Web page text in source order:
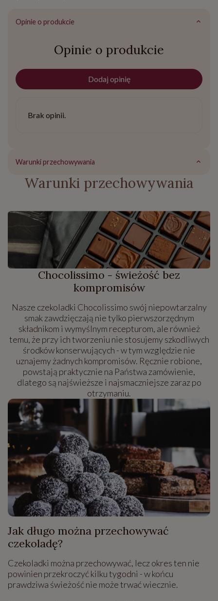
Opinie o produkcie
Opinie o produkcie
Dodaj opinię
Brak opinii.
Warunki przechowywania
Warunki przechowywania
Chocolissimo - świeżość bez
kompromisów
Nasze czekoladki Chocolissimo swój niepowtarzalny
smak zawdzięczają nie tylko pierwszorzędnym
składnikom i wymyślnym recepturom, ale również
temu, że przy ich tworzeniu nie stosujemy szkodliwych
środków konserwujących - w tym względzie nie
uznajemy żadnych kompromisów. Ręcznie robione,
powstają praktycznie na Państwa zamówienie,
dlatego są najświeższe i najsmaczniejsze zaraz po
otrzymaniu.
Jak długo można przechowywać
czekoladę?
Czekoladki można przechowywać, lecz okres ten nie
powinien przekroczyć kilku tygodni - w końcu
prawdziwa świeżość nie może trwać wiecznie.